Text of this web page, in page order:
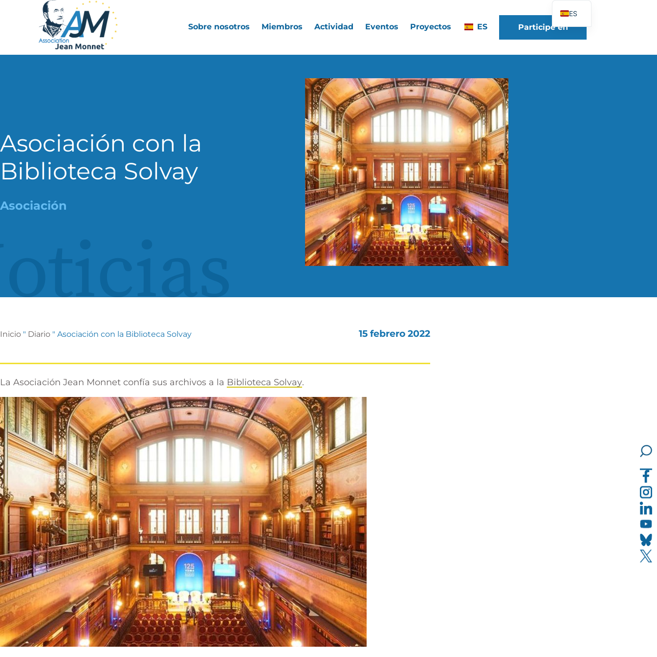
Sobre nosotros Miembros Actividad Eventos Proyectos ES Participe en
Asociación con la
Biblioteca Solvay
Asociación
Inicio " Diario " Asociación con la Biblioteca Solvay 15 febrero 2022
La Asociación Jean Monnet confía sus archivos a la Biblioteca Solvay.
ES
FR